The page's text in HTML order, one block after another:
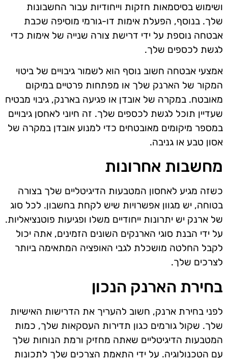
ושימוש בסיסמאות חזקות וייחודיות עבור החשבונות
שלך. בנוסף, הפעלת אימות דו-גורמי מוסיפה שכבת
אבטחה נוספת על ידי דרישת צורה שנייה של אימות כדי
לגשת לכספים שלך.
אמצעי אבטחה חשוב נוסף הוא לשמור גיבויים של ביטוי
המקור של הארנק שלך או מפתחות פרטיים במיקום
מאובטח. במקרה של אובדן או פגיעה בארנק, גיבוי מבטיח
שעדיין תוכל לגשת לכספים שלך. זה חיוני לאחסן גיבויים
במספר מיקומים מאובטחים כדי למנוע אובדן במקרה של
אסון טבע או גניבה.
מחשבות אחרונות
כשזה מגיע לאחסון המטבעות הדיגיטליים שלך בצורה
בטוחה, יש מגוון אפשרויות שיש לקחת בחשבון. לכל סוג
של ארנק יש יתרונות ייחודיים משלו ופגיעות פוטנציאליות.
על ידי הבנת סוגי הארנקים השונים הזמינים, אתה יכול
לקבל החלטה מושכלת לגבי האופציה המתאימה ביותר
לצרכים שלך.
בחירת הארנק הנכון
לפני בחירת ארנק, חשוב להעריך את הדרישות האישיות
שלך. שקול גורמים כגון תדירות העסקאות שלך, כמות
המטבעות הדיגיטליים שאתה מחזיק ורמת הנוחות שלך
עם הטכנולוגיה. על ידי התאמת הצרכים שלך לתכונות